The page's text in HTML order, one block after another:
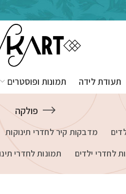
תעודת לידה תמונות ופוסטרים
פולקה
מדבקות קיר לחדרי תינוקות
לחדרי ילדים תמונות לחדרי